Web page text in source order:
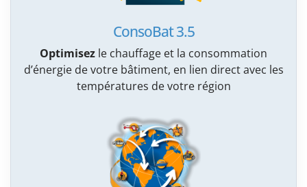
ConsoBat 3.5
Optimisez le chauffage et la consommation
d’énergie de votre bâtiment, en lien direct avec les
températures de votre région